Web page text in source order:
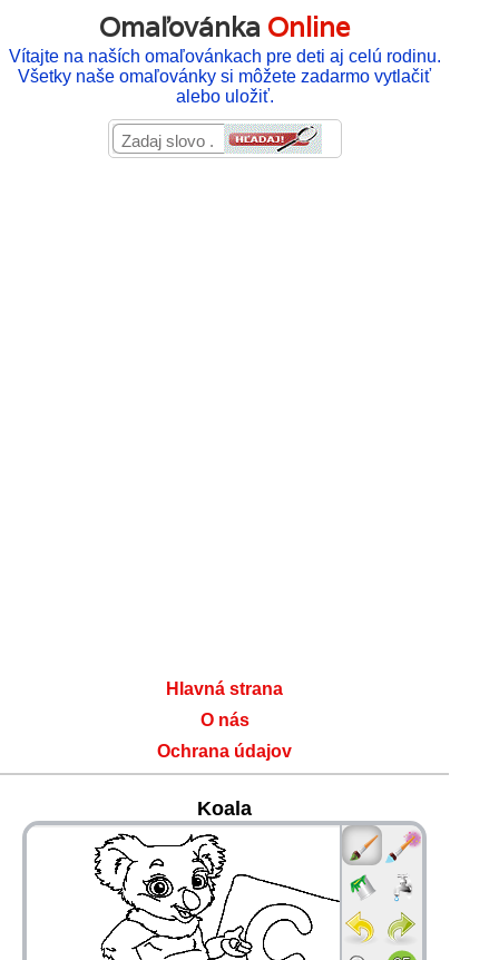
Omaľovánka Online
Vítajte na naších omaľovánkach pre deti aj celú rodinu.
Všetky naše omaľovánky si môžete zadarmo vytlačiť
alebo uložiť.
Hlavná strana
O nás
Ochrana údajov
Koala